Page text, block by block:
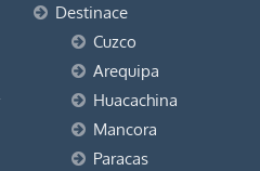
Destinace
Cuzco
Arequipa
Huacachina
Mancora
Paracas